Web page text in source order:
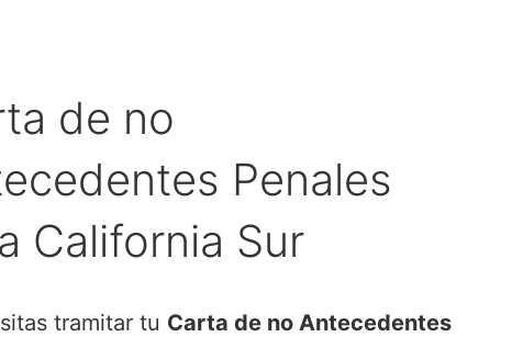
de no
Penales
California Sur
tramitar tu Carta de no Antecedentes